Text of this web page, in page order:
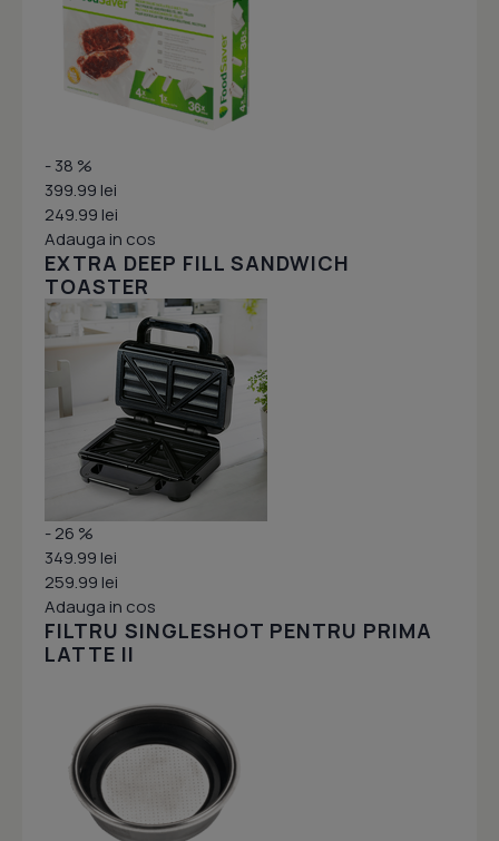
- 38 %
399.99 lei
249.99 lei
Adauga in cos
EXTRA DEEP FILL SANDWICH
TOASTER
- 26 %
349.99 lei
259.99 lei
Adauga in cos
FILTRU SINGLESHOT PENTRU PRIMA
LATTE II